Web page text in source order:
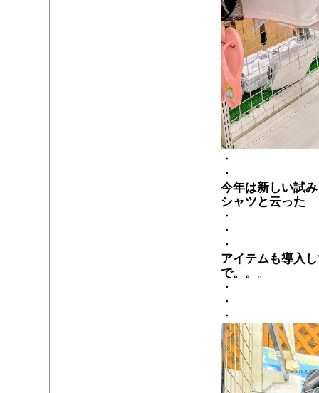
・
・
今年は新しい試
シャツと云った
・
・
・
アイテムも導入
で。。 。
・
・
・